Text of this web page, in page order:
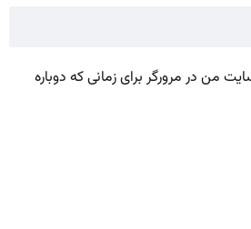
من در مرورگر برای زمانی که دوباره